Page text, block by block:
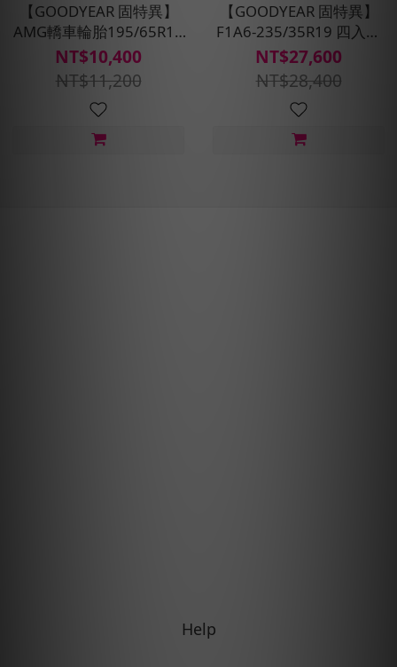
【GOODYEAR 固特異】
AMG轎車輪胎195/65R15
四入組(濕抓耐用雙重保護)
含安裝定位平衡
NT$10,400
NT$11,200
【GOODYEAR 固特異】
F1A6-235/35R19 四入組
輪胎 (超高性能操控胎)含安
裝定位平衡
NT$27,600
NT$28,400
Help